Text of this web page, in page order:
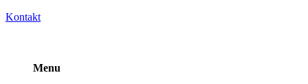
Kontakt
Menu